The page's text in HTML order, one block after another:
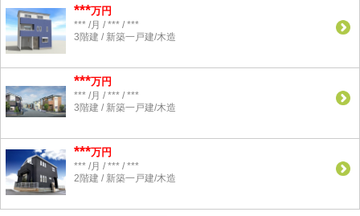
***万円
*** /月 / *** / ***
3階建 / 新築一戸建/木造
***万円
*** /月 / *** / ***
3階建 / 新築一戸建/木造
***万円
*** /月 / *** / ***
2階建 / 新築一戸建/木造